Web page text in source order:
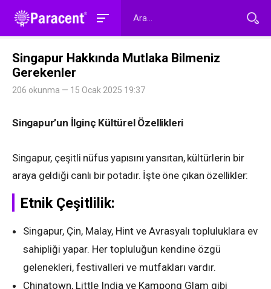
Singapur Hakkında Mutlaka Bilmeniz
Gerekenler
206 okunma — 15 Ocak 2025 19:37
Singapur’un İlginç Kültürel Özellikleri
Singapur, çeşitli nüfus yapısını yansıtan, kültürlerin bir
araya geldiği canlı bir potadır. İşte öne çıkan özellikler:
Etnik Çeşitlilik:
Singapur, Çin, Malay, Hint ve Avrasyalı topluluklara ev
sahipliği yapar. Her topluluğun kendine özgü
gelenekleri, festivalleri ve mutfakları vardır.
Chinatown, Little India ve Kampong Glam gibi